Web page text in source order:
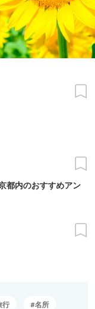
都内のおすすめアン
行 名所